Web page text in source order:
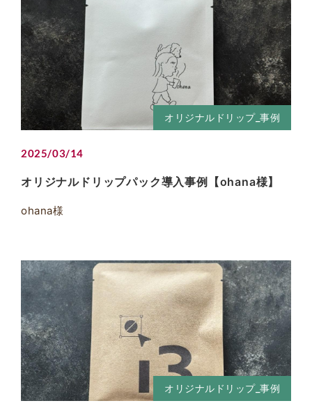
オリジナルドリップ_事例
2025/03/14
オリジナルドリップパック導入事例【ohana様】
ohana様
オリジナルドリップ_事例